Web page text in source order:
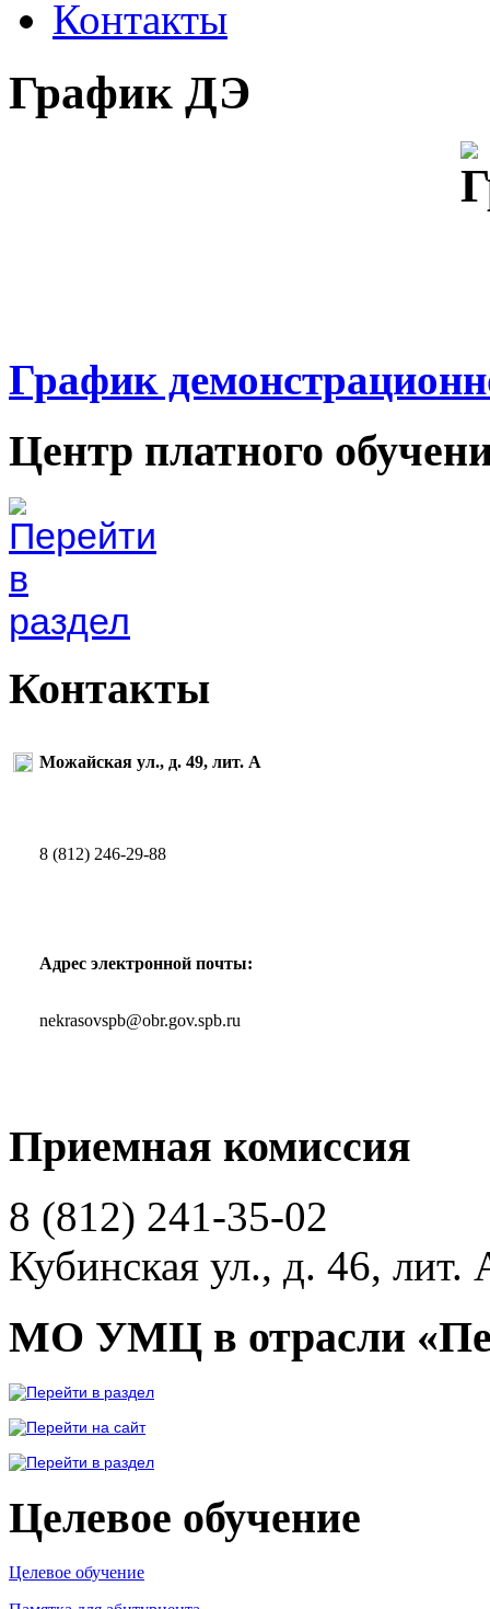
Контакты
График ДЭ
График
Центр платного
Контакты
Можайская ул., д. 49, лит. А
8 (812) 246-29-88
Адрес электронной почты:
nekrasovspb@obr.gov.spb.ru
Приемная комиссия
8 (812) 241-35-02
Кубинская ул., д. 46, лит.
МО УМЦ в отрасли
Целевое обучение
Целевое обучение